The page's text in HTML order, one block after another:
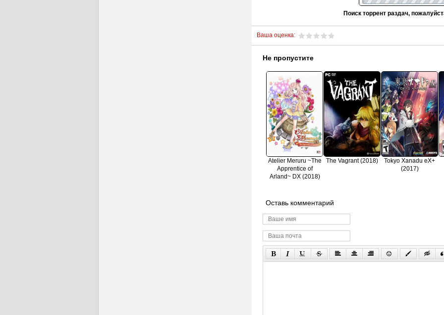
Поиск торрент раздач,
Ваша оценка:
Не пропустите
Atelier Meruru ~The
Apprentice of
Arland~ DX (2018)
The Vagrant (2018)
Tokyo Xanadu eX+
(2017)
Оставь комментарий